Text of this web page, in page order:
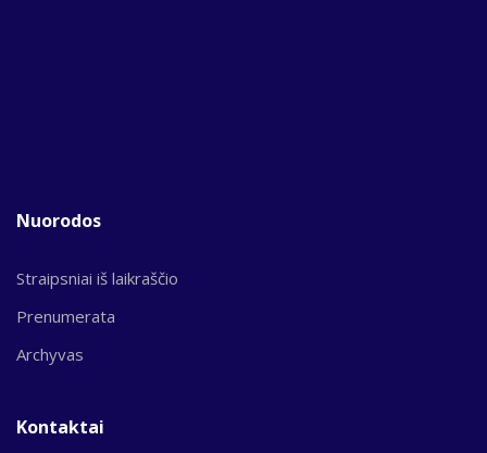
Nuorodos
Straipsniai iš laikraščio
Prenumerata
Archyvas
Kontaktai